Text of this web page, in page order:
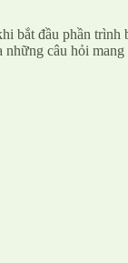
bắt đầu phần trình
câu hỏi